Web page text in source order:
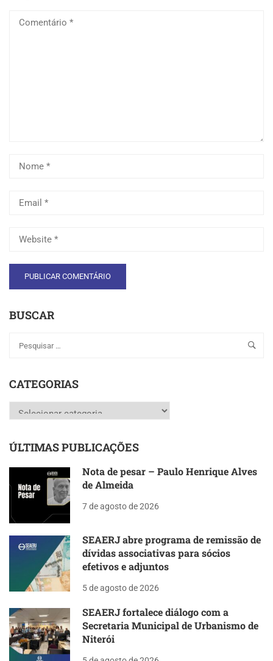
BUSCAR
CATEGORIAS
Categorias
ÚLTIMAS PUBLICAÇÕES
Nota de pesar – Paulo Henrique Alves
de Almeida
7 de agosto de 2026
SEAERJ abre programa de remissão de
dívidas associativas para sócios
efetivos e adjuntos
5 de agosto de 2026
SEAERJ fortalece diálogo com a
Secretaria Municipal de Urbanismo de
Niterói